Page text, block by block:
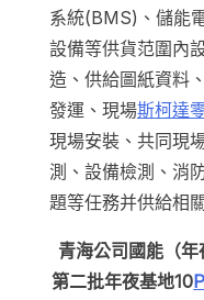
系統(BMS)、儲能
設備等供貨范圍內
造、供給圖紙資料
發運、現場斯柯達
現場安裝、共同現
測、設備檢測、消
題等任務并供給相
青海公司國能（
第二批年夜基地10